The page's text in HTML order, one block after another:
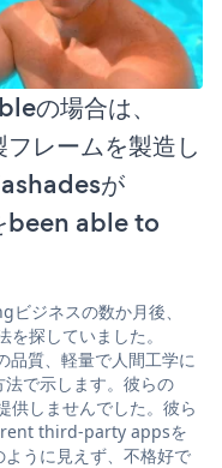
の場合は、
レームを製造し
が
been able to
ジネスの数か月後、
探していました。
質、軽量で人間工学に
で示します。彼らの
供しませんでした。彼ら
third-party appsを
うに見えず、不格好で